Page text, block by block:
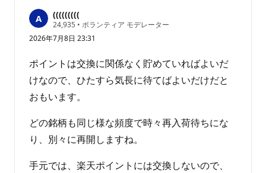
(((((((((
24,935 評
の
イ
ン
ト
• ボランティア モデレーター
2026年7月8日 23:31
ポイントは交換に関係なく貯めていればよいだ
けなので、ひたすら気長に待てばよいだけだと
おもいます。
どの銘柄も同じ様な頻度で時々再入荷待ちにな
り、別々に再開しますね。
手元では、楽天ポイントには交換しないので、